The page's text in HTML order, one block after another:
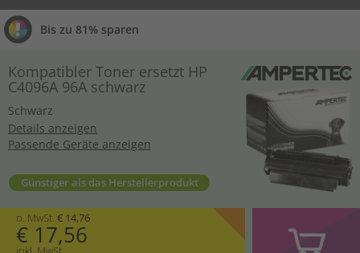
Bis zu 81% sparen
Kompatibler Toner ersetzt HP
C4096A 96A schwarz
Schwarz
Details anzeigen
Passende Geräte anzeigen
Günstiger als das Herstellerprodukt
o. MwSt. € 14,76
€ 17,56